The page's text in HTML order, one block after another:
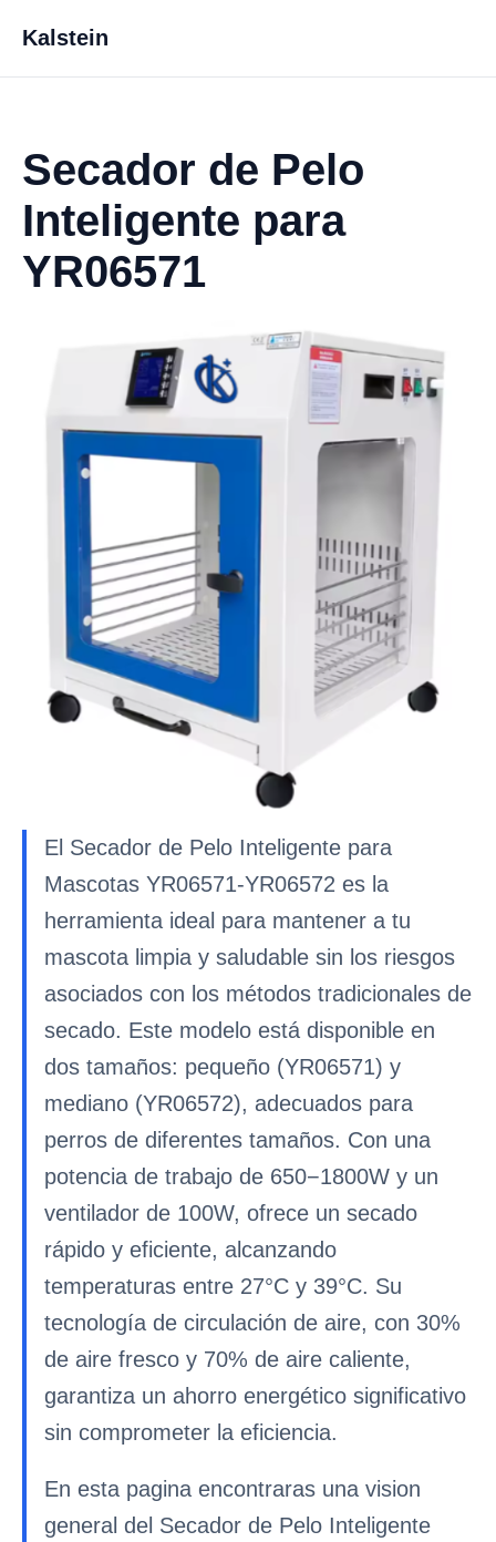
Kalstein
Secador de Pelo
Inteligente para
YR06571
El Secador de Pelo Inteligente para
Mascotas YR06571-YR06572 es la
herramienta ideal para mantener a tu
mascota limpia y saludable sin los riesgos
asociados con los métodos tradicionales de
secado. Este modelo está disponible en
dos tamaños: pequeño (YR06571) y
mediano (YR06572), adecuados para
perros de diferentes tamaños. Con una
potencia de trabajo de 650−1800W y un
ventilador de 100W, ofrece un secado
rápido y eficiente, alcanzando
temperaturas entre 27°C y 39°C. Su
tecnología de circulación de aire, con 30%
de aire fresco y 70% de aire caliente,
garantiza un ahorro energético significativo
sin comprometer la eficiencia.
En esta pagina encontraras una vision
general del Secador de Pelo Inteligente